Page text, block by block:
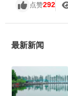
点赞292
最新新闻